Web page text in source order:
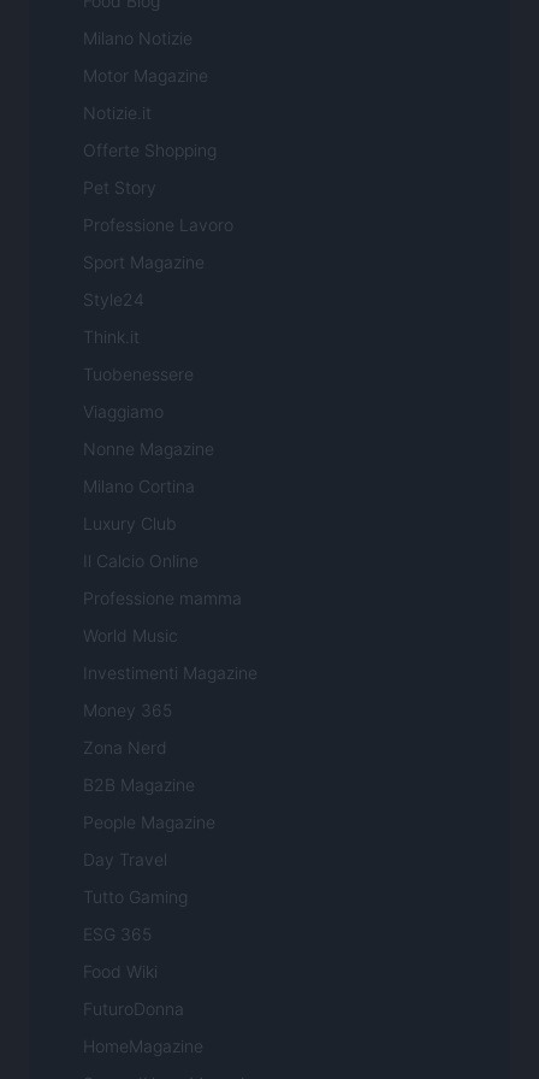
Milano Notizie
Motor Magazine
Notizie.it
Offerte Shopping
Pet Story
Professione Lavoro
Sport Magazine
Style24
Think.it
Tuobenessere
Viaggiamo
Nonne Magazine
Milano Cortina
Luxury Club
Il Calcio Online
Professione mamma
World Music
Investimenti Magazine
Money 365
Zona Nerd
B2B Magazine
People Magazine
Day Travel
Tutto Gaming
ESG 365
Food Wiki
FuturoDonna
HomeMagazine